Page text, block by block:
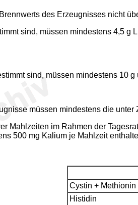
des Erzeugnisses nicht
sind, müssen mindestens 4,5
sind, müssen mindestens 10
müssen mindestens die
Mahlzeiten im Rahmen der
500 mg Kalium je Mahlzeit
Cystin + Methionin
Histidin